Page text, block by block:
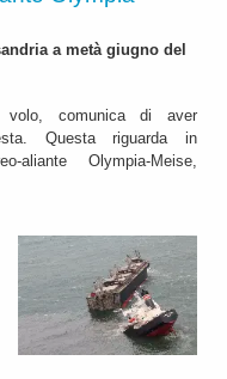
a metà giugno del
volo, comunica di aver
Questa riguarda in
aliante Olympia-Meise,